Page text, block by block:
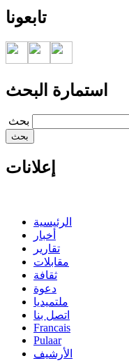
تابعونا
استمارة البحث
‏بحث ‏
إعلانات
الرئيسية
أخبار
تقارير
مقابلات
ثقافة
دعوة
ملتميديا
اتصل بنا
Francais
Pulaar
الأرشيف